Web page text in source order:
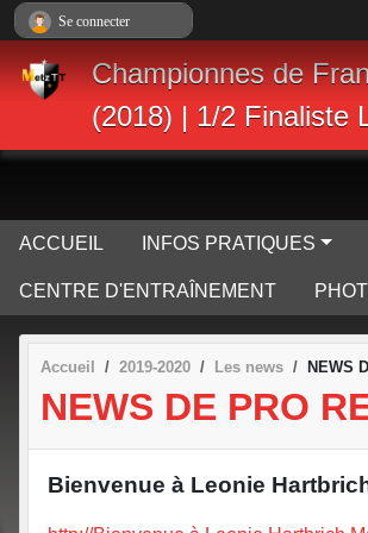
Championnes de
(2018) | 1/2 Finaliste
ACCUEIL INFOS PRATIQUES
CENTRE D'ENTRAÎNEMENT
Accueil 2019-2020 Les news NEWS
NEWS DE PRO
Bienvenue à Leonie
Se connecter
Panneau de gestion des cookies